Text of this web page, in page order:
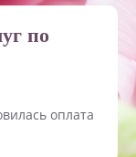
по
оплата